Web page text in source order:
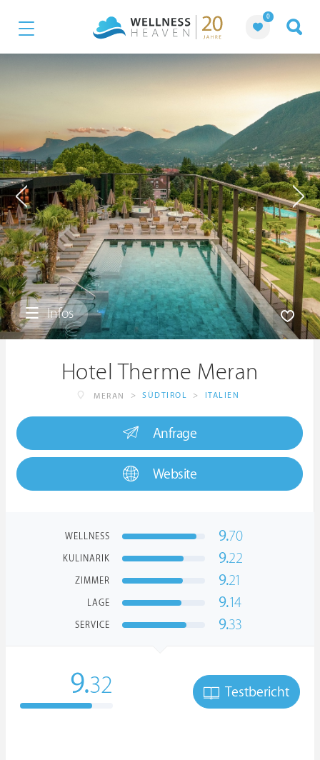
0
Infos
Hotel Therme Meran
MERAN > SÜDTIROL > ITALIEN
Anfrage
Website
WELLNESS 9.70
KULINARIK 9.22
ZIMMER 9.21
LAGE 9.14
SERVICE 9.33
9.32 Testbericht